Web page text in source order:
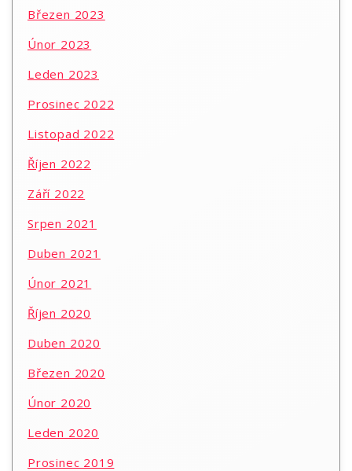
Březen 2023
Únor 2023
Leden 2023
Prosinec 2022
Listopad 2022
Říjen 2022
Září 2022
Srpen 2021
Duben 2021
Únor 2021
Říjen 2020
Duben 2020
Březen 2020
Únor 2020
Leden 2020
Prosinec 2019